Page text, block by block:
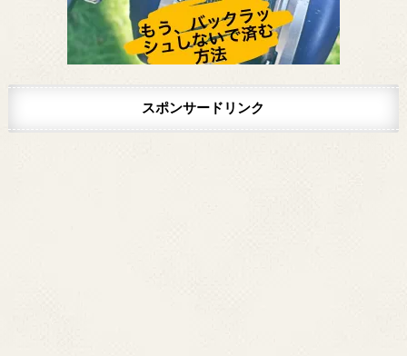
スポンサードリンク